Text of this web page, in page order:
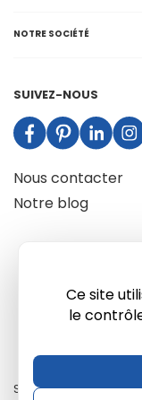
Ce site
le
NOTRE SOCIÉTÉ
SUIVEZ-NOUS
Nous contacter
Notre blog
Site développé par